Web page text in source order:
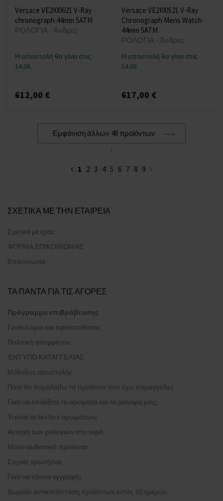
Versace VE2I00621 V-Ray
chronograph 44mm 5ATM
ΡΟΛΟΓΙΑ - Άνδρες
Η αποστολή θα γίνει στις
14.08.
612,00 €
Versace VE2I00521 V-Ray
Chronograph Mens Watch
44mm 5ATM
ΡΟΛΟΓΙΑ - Άνδρες
Η αποστολή θα γίνει στις
14.08.
617,00 €
Εμφάνιση άλλων 48 προϊόντων
:
1 2 3 4 5 6 7 8 9
ΣΧΕΤΙΚΑ ΜΕ ΤΗΝ ΕΤΑΙΡΕΙΑ
Σχετικά με εμάς
ΦΟΡΜΑ ΕΠΙΚΟΙΝΩΝΙΑΣ
Επικοινωνία
ΤΑ ΠΑΝΤΑ ΓΙΑ ΤΙΣ ΑΓΟΡΕΣ
Πρόγραμμα επιβράβευσης
Γενικοί όροι και προϋποθέσεις
Πολιτική απορρήτου
ΈΝΤΥΠΟ ΚΑΤΑΓΓΕΛΊΑΣ
Μέθοδος αποστολής
Πότε θα παραλάβω τα προϊόντα που έχω παραγγείλει;
Γιατί να επιλέξετε τα αρώματα και τα ρολόγια μας;
Τι είναι τα testers αρωμάτων;
Αντοχή των ρολογιών στο νερό
Μόνο αυθεντικά προϊόντα
Συχνές ερωτήσεις
Γιατί να κάνετε εγγραφή;
Δωρεάν αντικατάσταση προϊόντων εντός 30 ημερών